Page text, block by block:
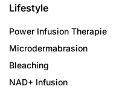
Lifestyle
Power Infusion Therapie
Microdermabrasion
Bleaching
NAD+ Infusion